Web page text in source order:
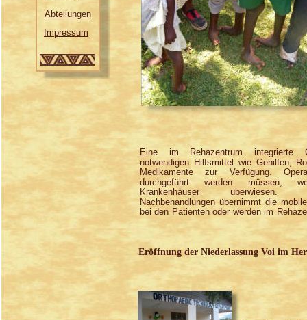
Impressum
Eine im Rehazentrum integrierte
notwendigen Hilfsmittel wie Gehilfen,
Medikamente zur Verfügung.
durchgeführt werden müssen,
Krankenhäuser überwiesen.
Nachbehandlungen übernimmt die
bei den Patienten oder werden im
Eröffnung der Niederlassung Voi im
Abteilungen